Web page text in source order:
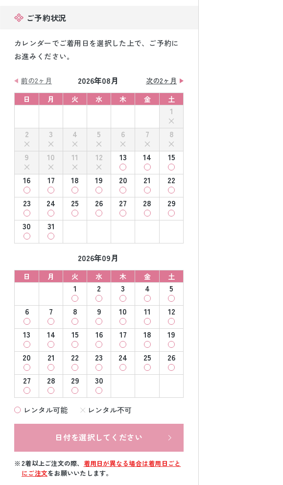
ご予約状況
カレンダーでご着用日を選択した上で、ご予約に
お進みください。
前の2ヶ月 2026年08月
次の2ヶ月
日
月 火 水 木 金 土
1
2
3 4 5 6 7
8
9
10 11 12 13 14
15
16
17 18 19 20 21
22
23
24 25 26 27 28
29
30
31
2026年09月
日 月 火 水 木 金 土
1 2 3 4
5
6
7 8 9 10 11
12
13
14 15 16 17 18
19
20
21 22 23 24 25
26
27
28 29 30
レンタル可能 レンタル不可
日付を選択してください
2着以上ご注文の際、 着用日が異なる場合は着用日ごと
にご注文をお願いいたします。